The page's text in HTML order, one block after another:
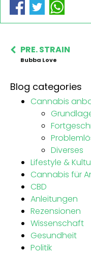
PRE. STRAIN
Bubba Love
Blog categories
Cannabis
Diverses
Lifestyle &
Cannabis für
CBD
Anleitungen
Rezensionen
Wissenschaft
Gesundheit
Politik